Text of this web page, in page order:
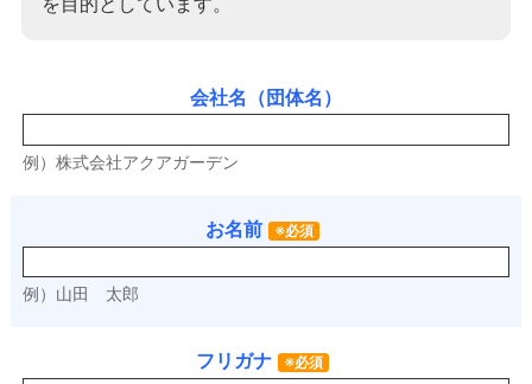
会社名（団体名）
例）株式会社アクアガーデン
お名前 ※必須
例）山田 太郎
フリガナ ※必須